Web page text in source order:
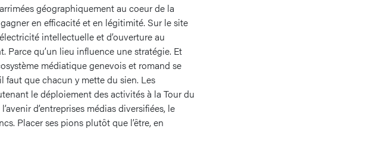
géographiquement au coeur de la
en efficacité et en légitimité. Sur le site
intellectuelle et d’ouverture au
Parce qu’un lieu influence une stratégie. Et
médiatique genevois et romand se
faut que chacun y mette du sien. Les
le déploiement des activités à la Tour du
d’entreprises médias diversifiées, le
Placer ses pions plutôt que l’être, en